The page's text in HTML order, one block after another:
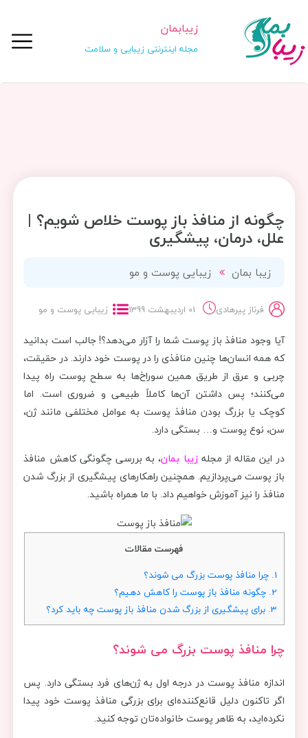
زیبابمان
مجله اینترنتی زیبایی و سلامت
چگونه از منافذ باز پوست خلاص شویم؟ |
علل، درمان، پیشگیری
زیبا بمان زیبایی پوست و مو
فرناز پیرهادی 01 اردیبهشت 1399 زیبایی پوست و مو
آیا وجود منافذ باز پوست شما را آزار می‌دهد؟! جالب است بدانید
که همه انسان‌ها چنین منافذی را در پوست خود دارند. در حقیقت،
چربی و عرق از طریق همین سوراخ‌ها به سطح پوست راه پیدا
می‌کنند؛ پس داشتن آن‌ها کاملاً طبیعی و ضروری است. اما
کوچک یا بزرگ بودن منافذ پوست به عوامل مختلفی مانند ژن،
سن، نوع پوست و… بستگی دارد.
در این مقاله از مجلهزیبا بمان، به بررسی چگونگی کاهش منافذ
باز پوست می‌پردازیم. همچنین راهکارهای پیشگیری از بزرگ شدن
منافذ را نیز آموزش خواهیم داد. با ما همراه باشید.
فهرست مقالات
1. چرا منافذ پوست بزرگ می شوند؟
2. چگونه منافذ باز پوست را کاهش دهیم؟
3. برای پیشگیری از بزرگ شدن منافذ باز پوست چه باید کرد؟
چرا منافذ پوست بزرگ می شوند؟
اندازه منافذ پوست در درجه اول به ژن‌های فرد بستگی دارد. پس
اگر تاکنون دلیل قانع‌کننده‌ای برای بزرگی منافذ پوست خود پیدا
نکرده‌اید، به ظاهر پوست خانواده‌تان توجه کنید.